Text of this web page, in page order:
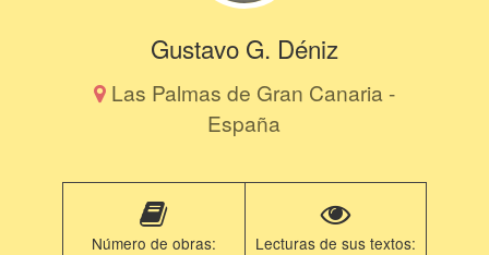
Gustavo G. Déniz
Las Palmas de Gran Canaria -
España
Número de obras: Lecturas de sus textos: